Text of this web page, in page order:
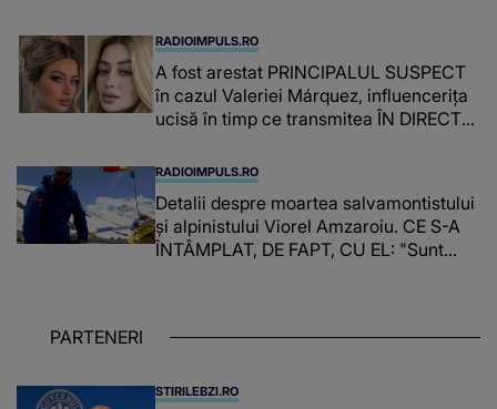
RADIOIMPULS.RO
A fost arestat PRINCIPALUL SUSPECT
în cazul Valeriei Márquez, influencerița
ucisă în timp ce transmitea ÎN DIRECT
Familia tinerei, ÎN STARE DE ȘOC după
ce a aflat despre cine este vorba: "A
amenințat-o în..."
RADIOIMPULS.RO
Detalii despre moartea salvamontistului
şi alpinistului Viorel Amzaroiu. CE S-A
ÎNTÂMPLAT, DE FAPT, CU EL: "Sunt
PARTENERI
STIRILEBZI.RO